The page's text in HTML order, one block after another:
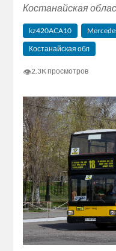
Костанайская
kz420ACA10
Костанайская обл
👁2.3K просмотров